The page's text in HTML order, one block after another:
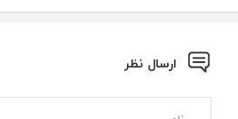
ارسال نظر